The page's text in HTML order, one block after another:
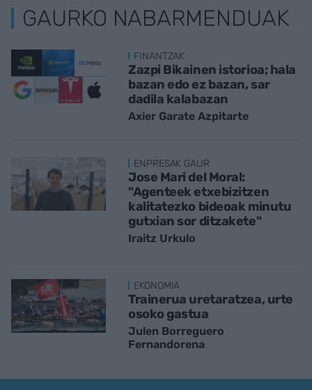
GAURKO NABARMENDUAK
FINANTZAK
Zazpi Bikainen istorioa; hala
bazan edo ez bazan, sar
dadila kalabazan
Axier Garate Azpitarte
ENPRESAK GAUR
Jose Mari del Moral:
"Agenteek etxebizitzen
kalitatezko bideoak minutu
gutxian sor ditzakete"
Iraitz Urkulo
EKONOMIA
Trainerua uretaratzea, urte
osoko gastua
Julen Borreguero
Fernandorena